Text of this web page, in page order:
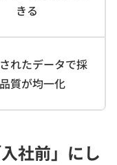
きる
れたデータで採
質が均一化
社前」にし